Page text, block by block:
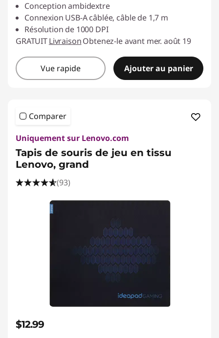
Conception ambidextre
Connexion USB-A câblée, câble de 1,7 m
Résolution de 1000 DPI
GRATUITLivraisonObtenez-le avant mer. août 19
Vue rapide Ajouter au panier
Comparer
Uniquement sur Lenovo.com
Tapis de souris de jeu en tissu
Lenovo, grand
(93)
$12.99